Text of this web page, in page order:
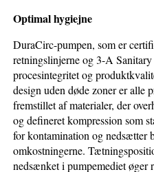
Optimal hygiejne
DuraCirc-pumpen, som er
retningslinjerne og 3-A
procesintegritet og
design uden døde zoner er alle
fremstillet af materialer, der
og defineret kompression som
for kontamination og nedsætter
omkostningerne.
nedsænket i pumpemediet øger